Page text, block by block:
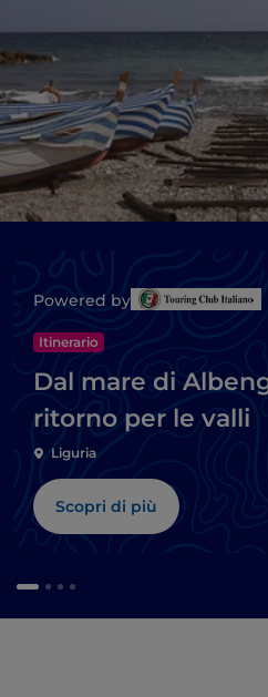
Powered by
Itinerario
Dal mare di
ritorno per le valli
Liguria
Scopri di più